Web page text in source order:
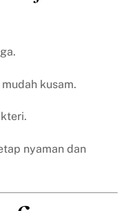
kusam.
nyaman dan